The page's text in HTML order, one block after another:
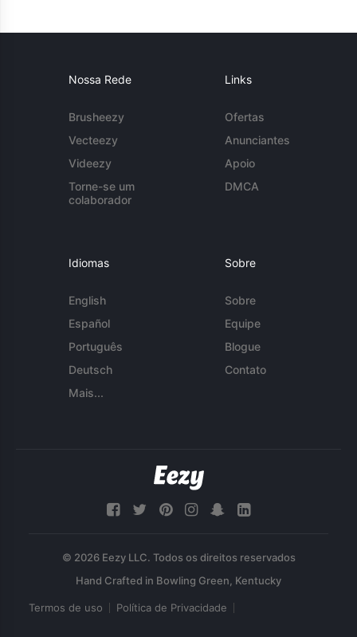
Nossa Rede
Brusheezy
Vecteezy
Videezy
Torne-se um
colaborador
Links
Ofertas
Anunciantes
Apoio
DMCA
Idiomas
English
Español
Português
Deutsch
Mais...
Sobre
Sobre
Equipe
Blogue
Contato
© 2026 Eezy LLC. Todos os direitos reservados
Termos de uso Política de Privacidade